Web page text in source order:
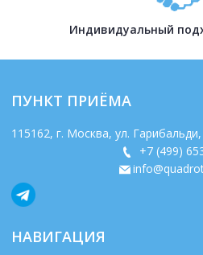
Индивидуальный
ПУНКТ ПРИЁМА
115162, г. Москва, ул.
+7 (499)
НАВИГАЦИЯ